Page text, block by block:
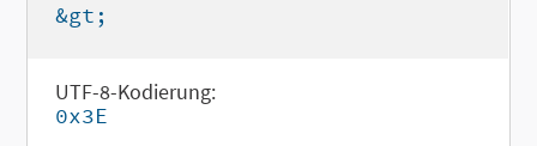
&gt;
UTF-8-Kodierung:
0x3E